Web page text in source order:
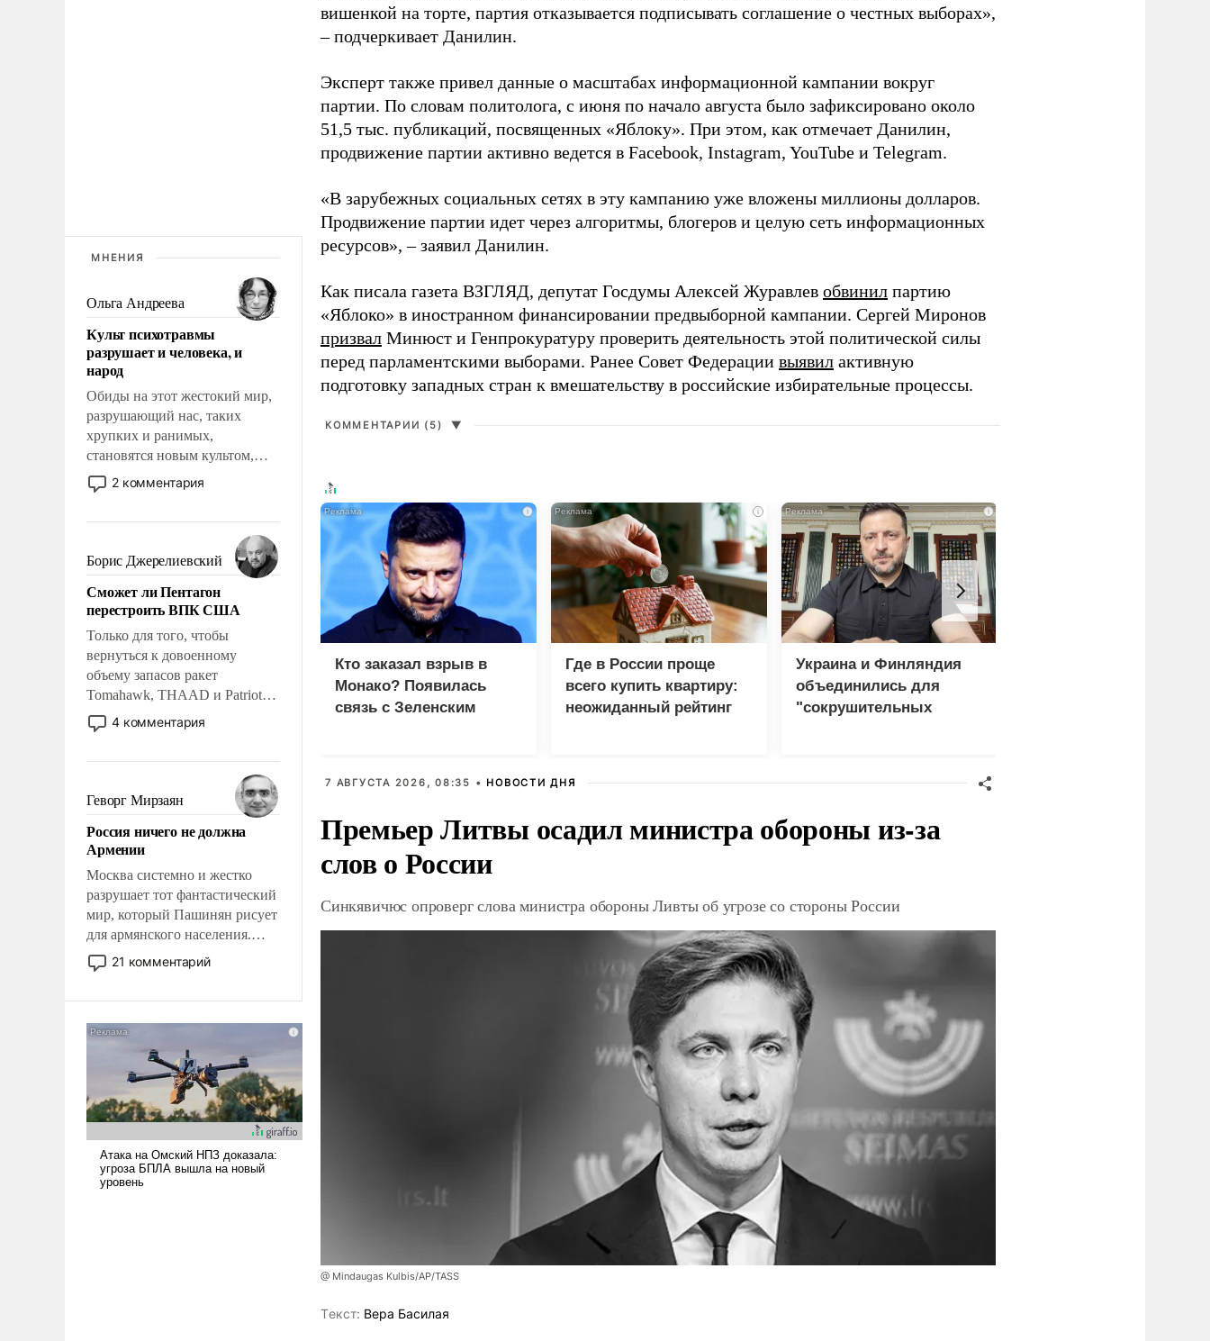
МНЕНИЯ
Ольга Андреева
Культ психотравмы
разрушает и человека, и
народ
Обиды на этот жестокий мир,
разрушающий нас, таких
хрупких и ранимых,
становятся новым культом,
постепенно вытесняя и
отменяя традиционное
мужественным и твердым под
ударами судьбы, брать на себя
ответственность, помогать
слабым, идти вперед и
адаптироваться.
2 комментария
Борис Джерелиевский
Сможет ли Пентагон
перестроить ВПК США
Только для того, чтобы
вернуться к довоенному
объему запасов ракет
Tomahawk, THAAD и Patriot
США потребуется более трех
лет. Даже небольшая война с
Сложившаяся ситуация
означает многолетний период
уязвимости США, например,
перед Китаем.
4 комментария
Геворг Мирзаян
Россия ничего не должна
Армении
Москва системно и жестко
разрушает тот фантастический
мир, который Пашинян рисует
для армянского населения.
Мир, где политические
прожекты будут безусловно
налогоплательщиков и где
Еревану за свои поступки не
нужно отвечать.
21 комментарий
вишенкой на торте, партия отказывается подписывать соглашение о честных выборах»,
– подчеркивает Данилин.
Эксперт также привел данные о масштабах информационной кампании вокруг
партии. По словам политолога, с июня по начало августа было зафиксировано около
51,5 тыс. публикаций, посвященных «Яблоку». При этом, как отмечает Данилин,
продвижение партии активно ведется в Facebook, Instagram, YouTube и Telegram.
«В зарубежных социальных сетях в эту кампанию уже вложены миллионы долларов.
Продвижение партии идет через алгоритмы, блогеров и целую сеть информационных
ресурсов», – заявил Данилин.
Как писала газета ВЗГЛЯД, депутат Госдумы Алексей Журавлев обвинил партию
«Яблоко» в иностранном финансировании предвыборной кампании. Сергей Миронов
призвал Минюст и Генпрокуратуру проверить деятельность этой политической силы
перед парламентскими выборами. Ранее Совет Федерации выявил активную
подготовку западных стран к вмешательству в российские избирательные процессы.
КОММЕНТАРИИ (5) ▼
i
Кто заказал взрыв в
Монако? Появилась
связь с Зеленским
i
Где в России проще
всего купить квартиру:
неожиданный рейтинг
i
Украина и Финляндия
объединились для
"сокрушительных
7 АВГУСТА 2026, 08:35 • НОВОСТИ ДНЯ
Премьер Литвы осадил министра обороны из-за
слов о России
Синкявичюс опроверг слова министра обороны Ливты об угрозе со стороны России
@ Mindaugas Kulbis/AP/TASS
Tекст: Вера Басилая